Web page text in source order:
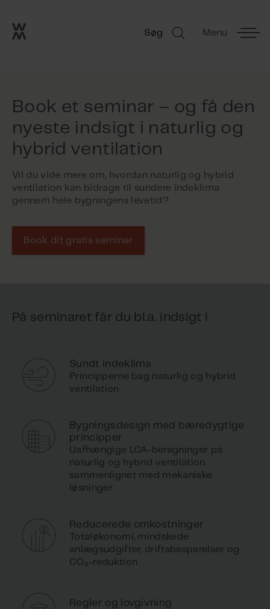
Søg Menu
Book et seminar – og få den
nyeste indsigt i naturlig og
hybrid ventilation
Vil du vide mere om, hvordan naturlig og hybrid
ventilation kan bidrage til sundere indeklima
gennem hele bygningens levetid?
Book dit gratis seminar
På seminaret får du bl.a. indsigt i
Sundt indeklima
Principperne bag naturlig og hybrid
ventilation
Bygningsdesign med bæredygtige
principper
Uafhængige LCA-beregninger på
naturlig og hybrid ventilation
sammenlignet med mekaniske
løsninger
Reducerede omkostninger
Totaløkonomi, mindskede
anlægsudgifter, driftsbesparelser og
CO₂-reduktion
Regler og lovgivning